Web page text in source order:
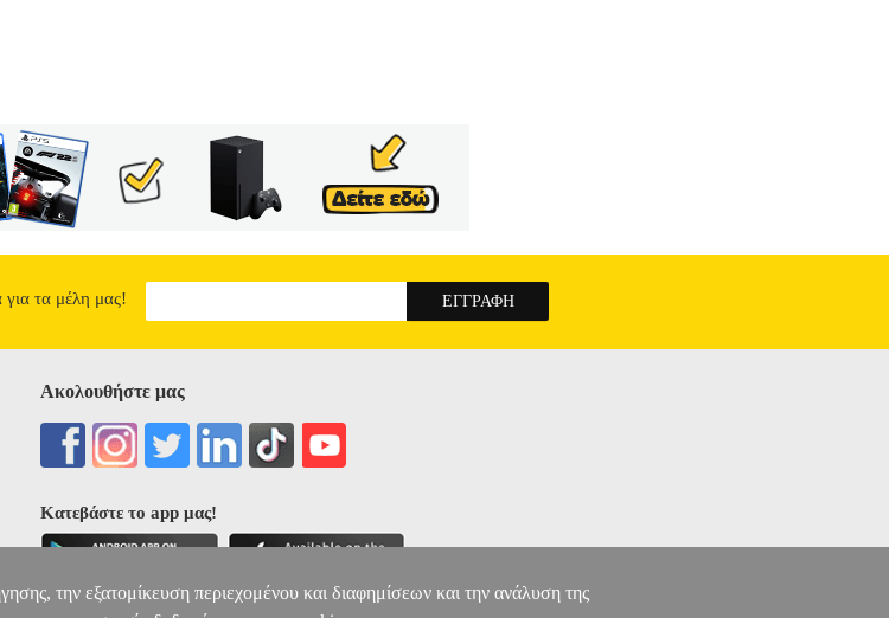
για τα μέλη μας!
Ακολουθήστε μας
Κατεβάστε το app μας!
την εξατομίκευση περιεχομένου και διαφημίσεων και την ανάλυση της